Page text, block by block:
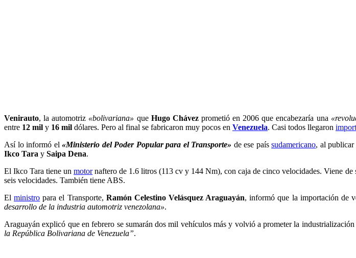
Venirauto, la automotriz «bolivariana» que Hugo Chávezprometió en 2006 que encabezaría una
entre 12 mil y 16 mil dólares. Pero al final se fabricaron muy pocos en Venezuela. Casi todos llegaron
Así lo informó el«Ministerio del Poder Popular para el Transporte» de ese paíssudamericano, al
Ikco Tara y Saipa Dena.
El Ikco Tara tiene unmotornaftero de 1.6 litros (113 cv y 144 Nm), con caja de cinco velocidades. Viene de
seis velocidades. También tiene ABS.
Elministro para el Transporte, Ramón Celestino Velásquez Araguayán, informó que la importación de
desarrollo de la industria automotriz venezolana».
Araguayán explicó que en febrero se sumarán dos mil vehículos más y volvió a prometer la industrialización
la República Bolivariana de Venezuela”.